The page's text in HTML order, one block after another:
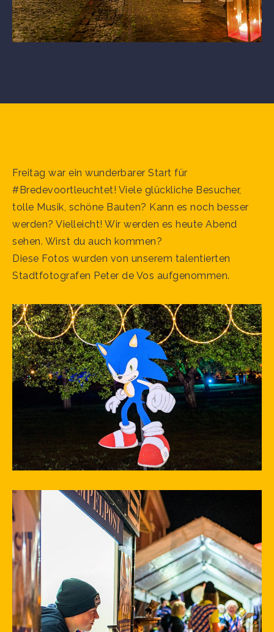
Freitag war ein wunderbarer Start für
#Bredevoortleuchtet! Viele glückliche Besucher,
tolle Musik, schöne Bauten? Kann es noch besser
werden? Vielleicht! Wir werden es heute Abend
sehen. Wirst du auch kommen?
Diese Fotos wurden von unserem talentierten
Stadtfotografen Peter de Vos aufgenommen.